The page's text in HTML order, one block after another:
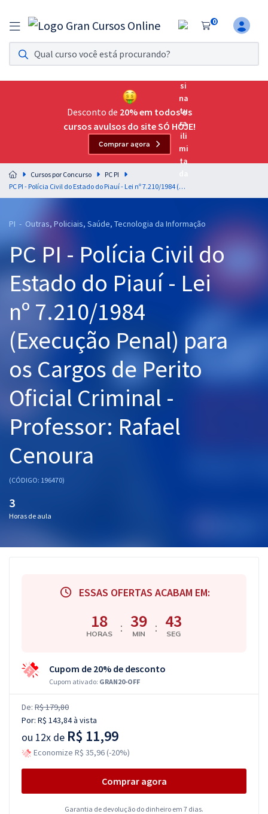
0
Assinatura Ilimitada 11
Acesso a todos os cursos. Teste grátis por 7 dias!
Assinatura OAB Até Passar
Acesso ilimitado a toda preparação para o Exame da
Residências Multiprofissionais
Preparação completa e intensiva para as principais
residências em saúde do Brasil
Cursos 20% OFF
Pós
Graduação
OAB
Questões grátis
Conteúdo gratuito
Aprovados
Desconto de 20% em todos os
cursos avulsos do site SÓ HOJE!
Comprar agora
Cursos por Concurso
PC PI
PC PI - Polícia Civil do Estado do Piauí - Lei nº 7.210/1984 (Execução Penal) para os Cargos de Perito Oficial Criminal - Professor: Rafael Cenoura
PI - Outras, Policiais, Saúde, Tecnologia da Informação
PC PI - Polícia Civil do
Estado do Piauí - Lei
nº 7.210/1984
(Execução Penal) para
os Cargos de Perito
Oficial Criminal -
Professor: Rafael
Cenoura
(CÓDIGO: 196470)
3
Horas de aula
ESSAS OFERTAS ACABAM EM:
18
HORAS : 39
MIN : 42
SEG
Cupom de 20% de desconto
Cupom ativado: GRAN20-OFF
De: R$ 179,80
Por: R$ 143,84à vista
ou 12x de R$ 11,99
Economize R$ 35,96 (-20%)
Comprar agora
Garantia de devolução do dinheiro em 7 dias.